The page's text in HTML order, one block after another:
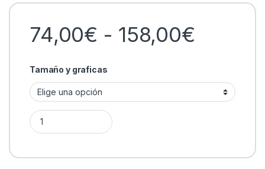
74,00€ - 158,00€
Tamaño y graficas
Caballete Publicitario en Aluminio quantity